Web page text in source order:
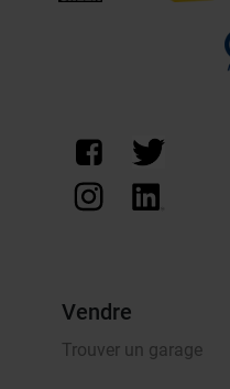
Vendre
Trouver un garage